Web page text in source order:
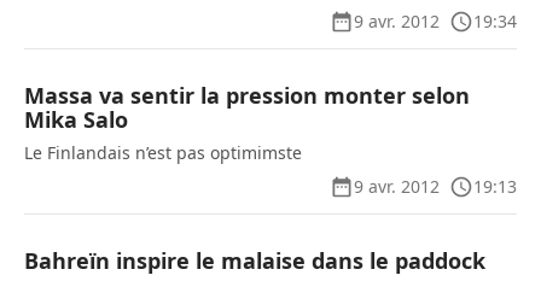
9 avr. 2012
19:34
Massa va sentir la pression monter selon
Mika Salo
Le Finlandais n’est pas optimimste
9 avr. 2012
19:13
Bahreïn inspire le malaise dans le paddock